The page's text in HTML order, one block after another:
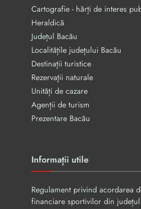
Cartografie - hărți de interes
Heraldică
Județul Bacău
Localitățile județului Bacău
Destinații turistice
Rezervaţii naturale
Unități de cazare
Agenții de turism
Prezentare Bacău
Informații utile
Regulament privind acordarea
financiare sportivilor din județul